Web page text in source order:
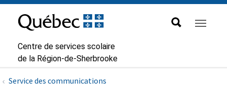
Aller à la navigation principale
Aller au contenu principal
Passer au pied de page
au
contenu
Centre de services scolaire
de la Région-de-Sherbrooke
Service des communications